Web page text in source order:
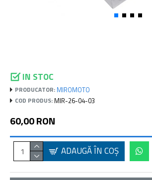
IN STOC
PRODUCATOR: MIROMOTO
COD PRODUS: MIR-26-04-03
60,00 RON
ADAUGĂ ÎN COŞ